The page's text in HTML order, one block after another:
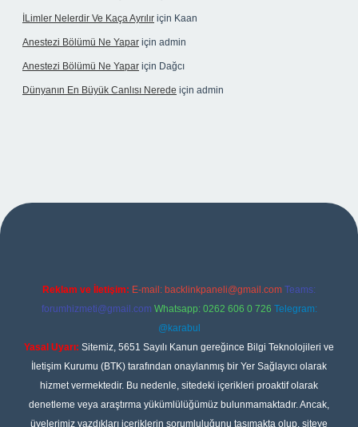
İLimler Nelerdir Ve Kaça Ayrılır için Kaan
Anestezi Bölümü Ne Yapar için admin
Anestezi Bölümü Ne Yapar için Dağcı
Dünyanın En Büyük Canlısı Nerede için admin
giriş
Reklam ve İletişim: E-mail: backlinkpaneli@gmail.com Teams:
forumhizmeti@gmail.com Whatsapp: 0262 606 0 726 Telegram:
@karabul
Yasal Uyarı: Sitemiz, 5651 Sayılı Kanun gereğince Bilgi Teknolojileri ve
İletişim Kurumu (BTK) tarafından onaylanmış bir Yer Sağlayıcı olarak
hizmet vermektedir. Bu nedenle, sitedeki içerikleri proaktif olarak
denetleme veya araştırma yükümlülüğümüz bulunmamaktadır. Ancak,
üyelerimiz yazdıkları içeriklerin sorumluluğunu taşımakta olup, siteye